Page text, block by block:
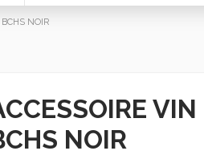
NOIR
NOIR